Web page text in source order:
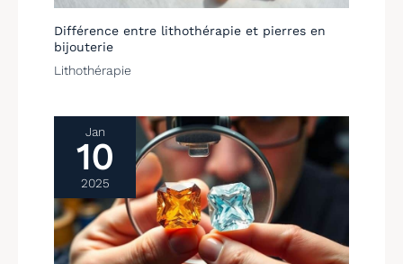
Différence entre lithothérapie et pierres en
bijouterie
Lithothérapie
Jan
10
2025